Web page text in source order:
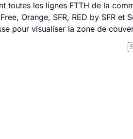
toutes les lignes FTTH de la
Orange, SFR, RED by SFR
pour visualiser la zone de